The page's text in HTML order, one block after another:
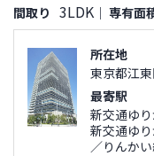
間取り 3LDK ｜ 専有面
所在地
東京都江
最寄駅
新交通ゆ
新交通ゆ
／りんか